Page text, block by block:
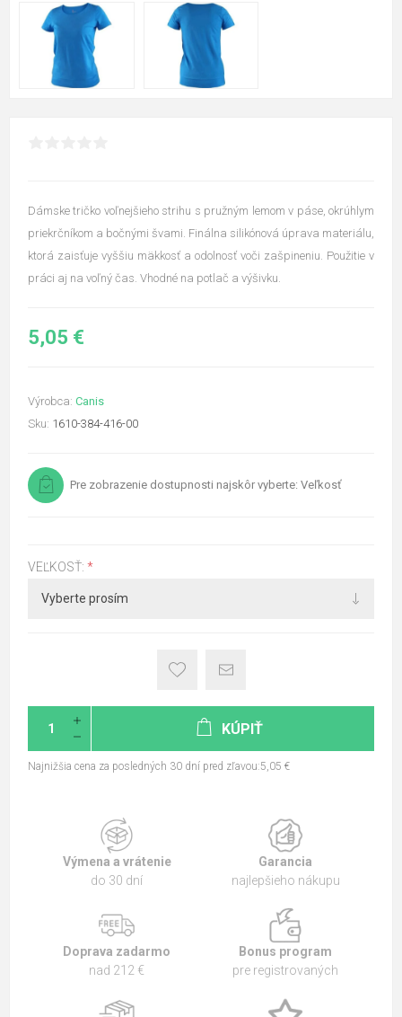
Dámske tričko voľnejšieho strihu s pružným lemom v páse, okrúhlym
priekrčníkom a bočnými švami. Finálna silikónová úprava materiálu,
ktorá zaisťuje vyššiu mäkkosť a odolnosť voči zašpineniu. Použitie v
práci aj na voľný čas. Vhodné na potlač a výšivku.
5,05 €
Výrobca: Canis
Sku: 1610-384-416-00
Pre zobrazenie dostupnosti najskôr vyberte: Veľkosť
VEĽKOSŤ: *
KÚPIŤ
Najnižšia cena za posledných 30 dní pred zľavou:5,05 €
Výmena a vrátenie
do 30 dní
Garancia
najlepšieho nákupu
Doprava zadarmo
nad 212 €
Bonus program
pre registrovaných